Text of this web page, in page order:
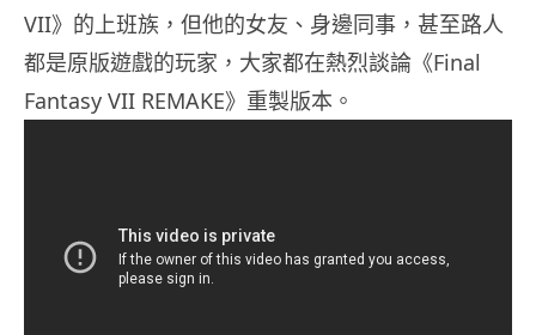
VII》的上班族，但他的女友、身邊同事，甚至路人
都是原版遊戲的玩家，大家都在熱烈談論《Final
Fantasy VII REMAKE》重製版本。